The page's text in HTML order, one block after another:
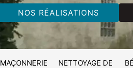
NOS RÉALISATIONS
MAÇONNERIE
NETTOYAGE DE